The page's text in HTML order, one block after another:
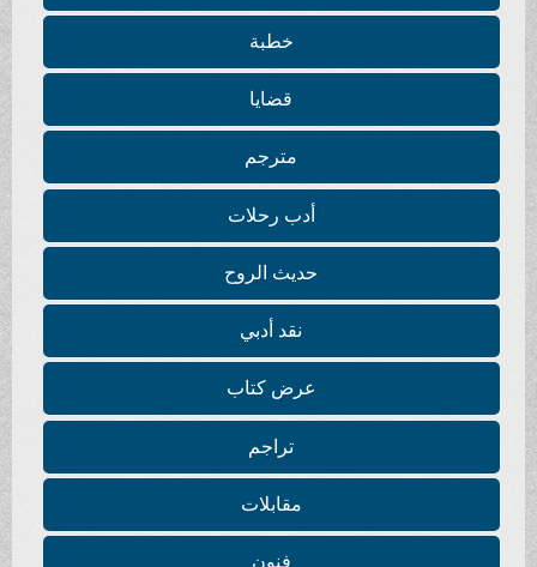
خطبة
قضايا
مترجم
أدب رحلات
حديث الروح
نقد أدبي
عرض كتاب
تراجم
مقابلات
فنون